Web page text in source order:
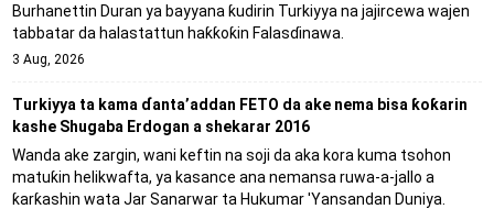
Burhanettin Duran ya bayyana ƙudirin Turkiyya na jajircewa wajen
tabbatar da halastattun haƙƙoƙin Falasɗinawa.
3 Aug, 2026
Turkiyya ta kama ɗanta’addan FETO da ake nema bisa ƙoƙarin
kashe Shugaba Erdogan a shekarar 2016
Wanda ake zargin, wani keftin na soji da aka kora kuma tsohon
matuƙin helikwafta, ya kasance ana nemansa ruwa-a-jallo a
ƙarƙashin wata Jar Sanarwar ta Hukumar 'Yansandan Duniya.